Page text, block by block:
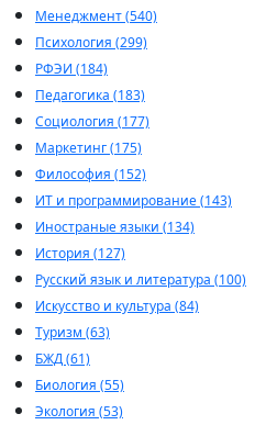
Менеджмент (540)
Психология (299)
РФЭИ (184)
Педагогика (183)
Социология (177)
Маркетинг (175)
Философия (152)
ИТ и программирование (143)
Иностраные языки (134)
История (127)
Русский язык и литература (100)
Искусство и культура (84)
Туризм (63)
БЖД (61)
Биология (55)
Экология (53)